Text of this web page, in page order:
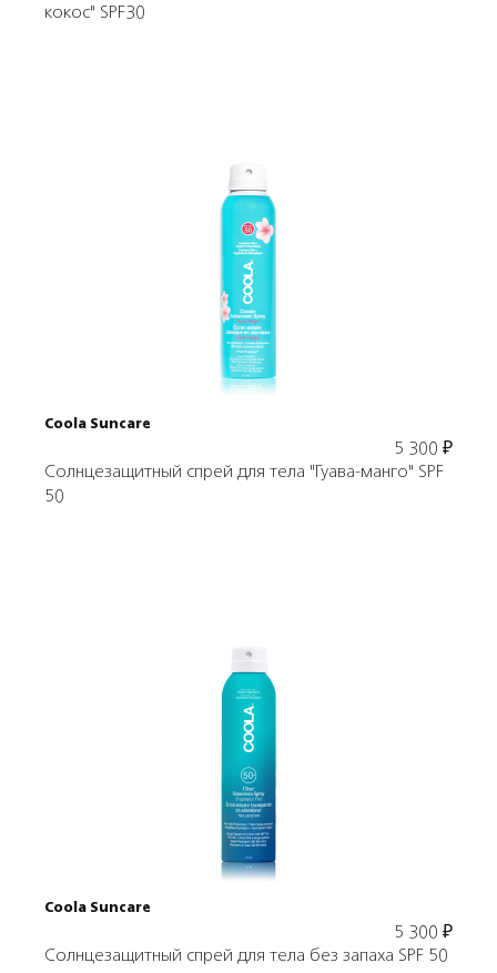
кокос" SPF30
Подробнее
В корзину
Coola Suncare
5 300 ₽
Солнцезащитный спрей для тела "Гуава-манго" SPF
50
Подробнее
В корзину
Coola Suncare
5 300 ₽
Солнцезащитный спрей для тела без запаха SPF 50